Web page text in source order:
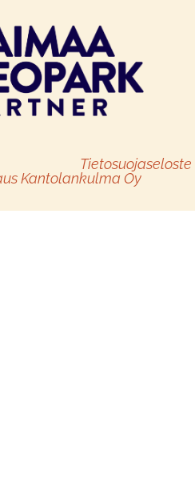
Kantolankulma Oy
Tietosuojaseloste